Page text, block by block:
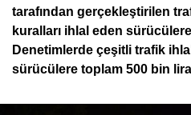
tarafından gerçekleştirilen
kuralları ihlal eden sürücülere
Denetimlerde çeşitli trafik
sürücülere toplam 500 bin